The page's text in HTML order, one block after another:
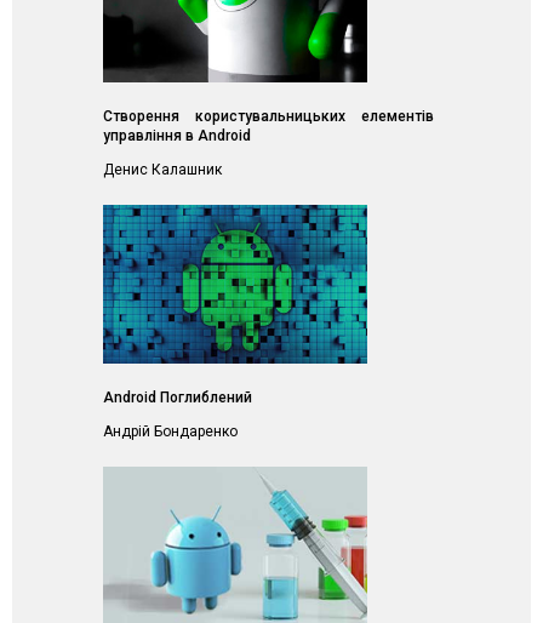
Створення користувальницьких елементів
управління в Android
Денис Калашник
Android Поглиблений
Андрій Бондаренко